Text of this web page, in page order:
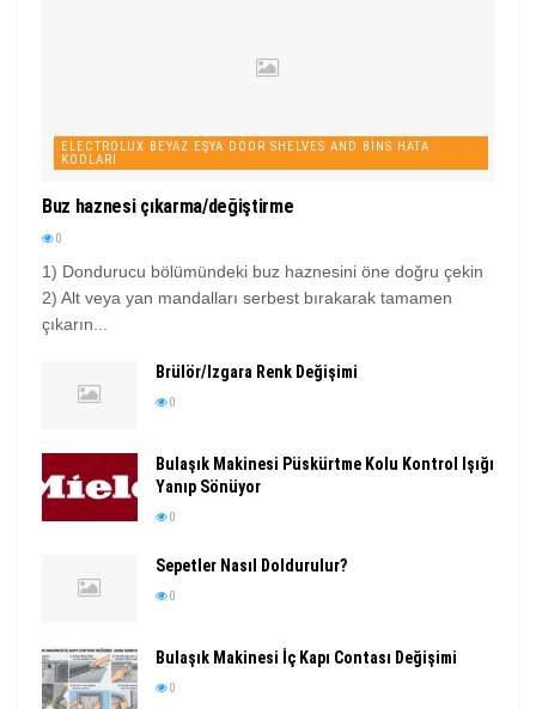
ELECTROLUX BEYAZ EŞYA DOOR SHELVES AND BINS HATA
KODLARI
Buz haznesi çıkarma/değiştirme
0
1) Dondurucu bölümündeki buz haznesini öne doğru çekin
2) Alt veya yan mandalları serbest bırakarak tamamen
çıkarın...
Brülör/Izgara Renk Değişimi
0
Bulaşık Makinesi Püskürtme Kolu Kontrol Işığı
Yanıp Sönüyor
0
Sepetler Nasıl Doldurulur?
0
Bulaşık Makinesi İç Kapı Contası Değişimi
0